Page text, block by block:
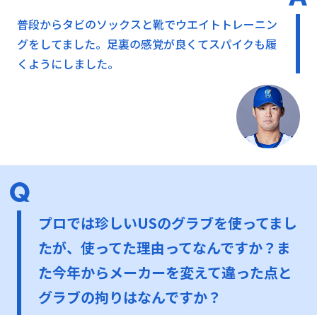
普段からタビのソックスと靴でウエイトトレーニン
グをしてました。足裏の感覚が良くてスパイクも履
くようにしました。
プロでは珍しいUSのグラブを使ってまし
たが、使ってた理由ってなんですか？ま
た今年からメーカーを変えて違った点と
グラブの拘りはなんですか？